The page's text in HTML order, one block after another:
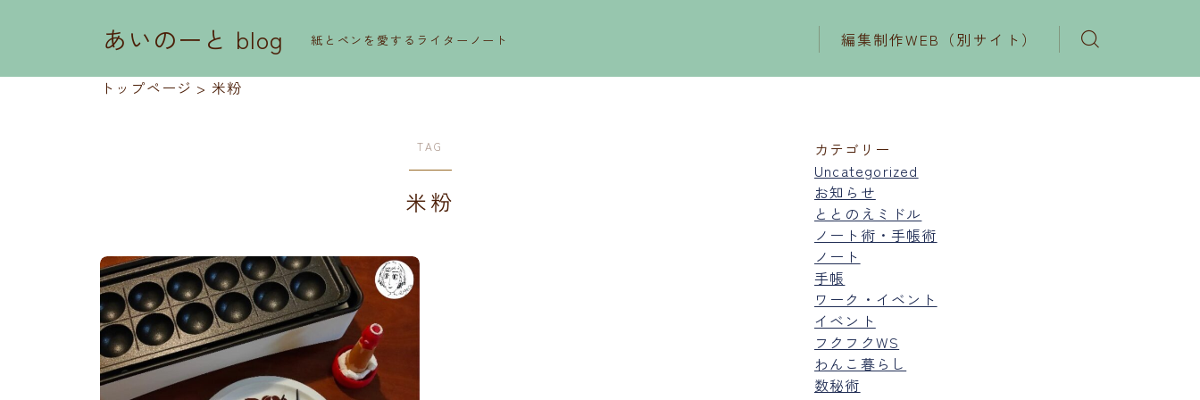
あいのーと blog 紙とペンを愛するライターノート 編集制作WEB（別サイト）
トップページ > 米粉
TAG
米粉
カテゴリー
Uncategorized
お知らせ
ととのえミドル
ノート術・手帳術
ノート
手帳
ワーク・イベント
イベント
フクフクWS
わんこ暮らし
数秘術